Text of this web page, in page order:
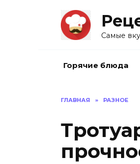
Самые
Горячие блюда
ГЛАВНАЯ » РАЗНОЕ